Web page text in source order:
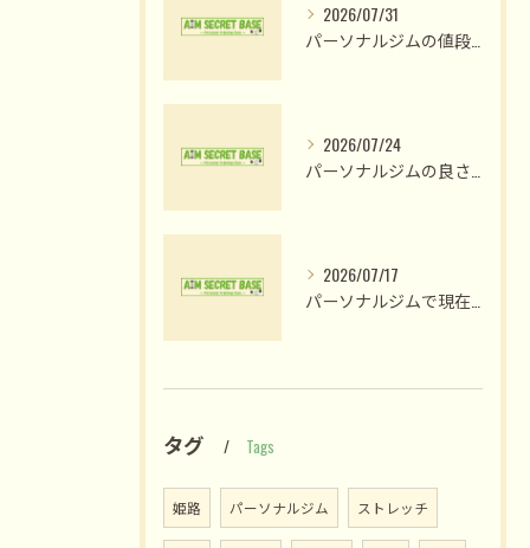
2026/07/31
2026/07/24
2026/07/17
タグ Tags
姫路 パーソナルジム ストレッチ